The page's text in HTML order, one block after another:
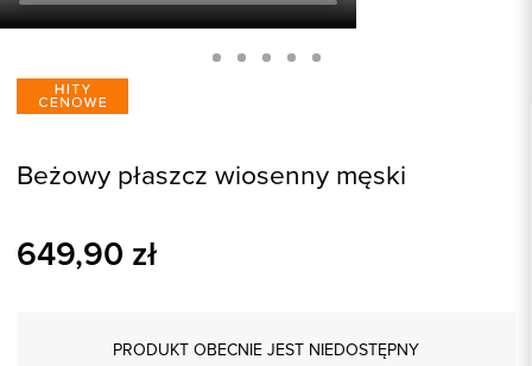
Beżowy płaszcz wiosenny męski
649,90 zł
PRODUKT OBECNIE JEST NIEDOSTĘPNY